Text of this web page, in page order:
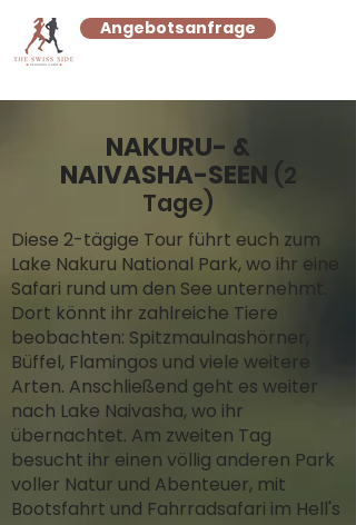
Angebotsanfrage
NAKURU- &
NAIVASHA-SEEN (2
Tage)
Diese 2-tägige Tour führt euch zum
Lake Nakuru National Park, wo ihr eine
Safari rund um den See unternehmt.
Dort könnt ihr zahlreiche Tiere
beobachten: Spitzmaulnashörner,
Büffel, Flamingos und viele weitere
Arten. Anschließend geht es weiter
nach Lake Naivasha, wo ihr
übernachtet. Am zweiten Tag
besucht ihr einen völlig anderen Park
voller Natur und Abenteuer, mit
Bootsfahrt und Fahrradsafari im Hell's